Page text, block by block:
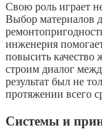
Свою роль играет
Выбор материалов
инженерия
повысить качество
строим диалог
результат был не
протяжении всего
Системы и